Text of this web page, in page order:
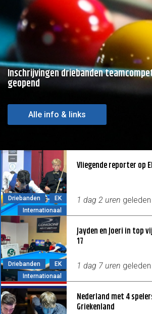
Inschrijvingen driebanden
geopend
Alle info & links
Driebanden
EK
Internationaal
Vliegende reporter op
1 dag 2 uren geleden
Driebanden
EK
Internationaal
Jayden en Joeri in top
17
1 dag 7 uren geleden
Nederland met 4
Griekenland